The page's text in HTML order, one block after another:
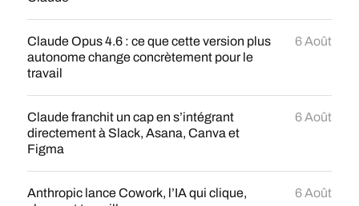
Claude Opus 4.6 : ce que cette version plus
autonome change concrètement pour le
travail
6 Août
Claude franchit un cap en s’intégrant
directement à Slack, Asana, Canva et
Figma
6 Août
Anthropic lance Cowork, l’IA qui clique,
6 Août